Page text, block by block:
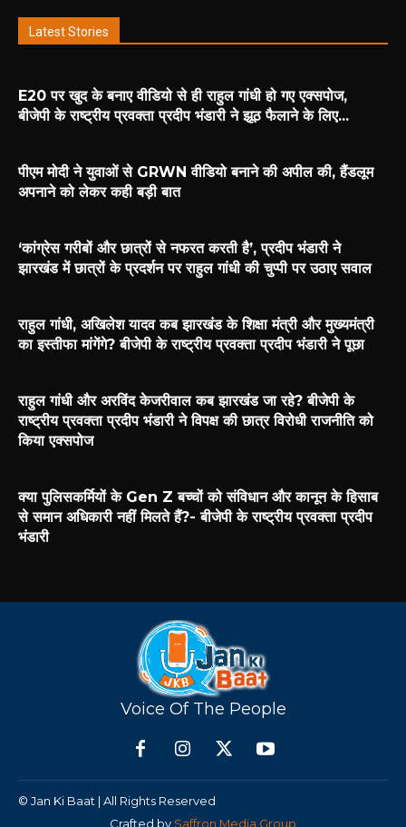
Latest Stories
E20 पर खुद के बनाए वीडियो से ही राहुल गांधी हो गए एक्सपोज,
बीजेपी के राष्ट्रीय प्रवक्ता प्रदीप भंडारी ने झूठ फैलाने के लिए...
पीएम मोदी ने युवाओं से GRWN वीडियो बनाने की अपील की, हैंडलूम
अपनाने को लेकर कही बड़ी बात
‘कांग्रेस गरीबों और छात्रों से नफरत करती है’, प्रदीप भंडारी ने
झारखंड में छात्रों के प्रदर्शन पर राहुल गांधी की चुप्पी पर उठाए सवाल
राहुल गांधी, अखिलेश यादव कब झारखंड के शिक्षा मंत्री और मुख्यमंत्री
का इस्तीफा मांगेंगे? बीजेपी के राष्ट्रीय प्रवक्ता प्रदीप भंडारी ने पूछा
राहुल गांधी और अरविंद केजरीवाल कब झारखंड जा रहे? बीजेपी के
राष्ट्रीय प्रवक्ता प्रदीप भंडारी ने विपक्ष की छात्र विरोधी राजनीति को
किया एक्सपोज
क्या पुलिसकर्मियों के Gen Z बच्चों को संविधान और कानून के हिसाब
से समान अधिकारी नहीं मिलते हैं?- बीजेपी के राष्ट्रीय प्रवक्ता प्रदीप
भंडारी
Voice Of The People
© Jan Ki Baat | All Rights Reserved
Crafted by Saffron Media Group